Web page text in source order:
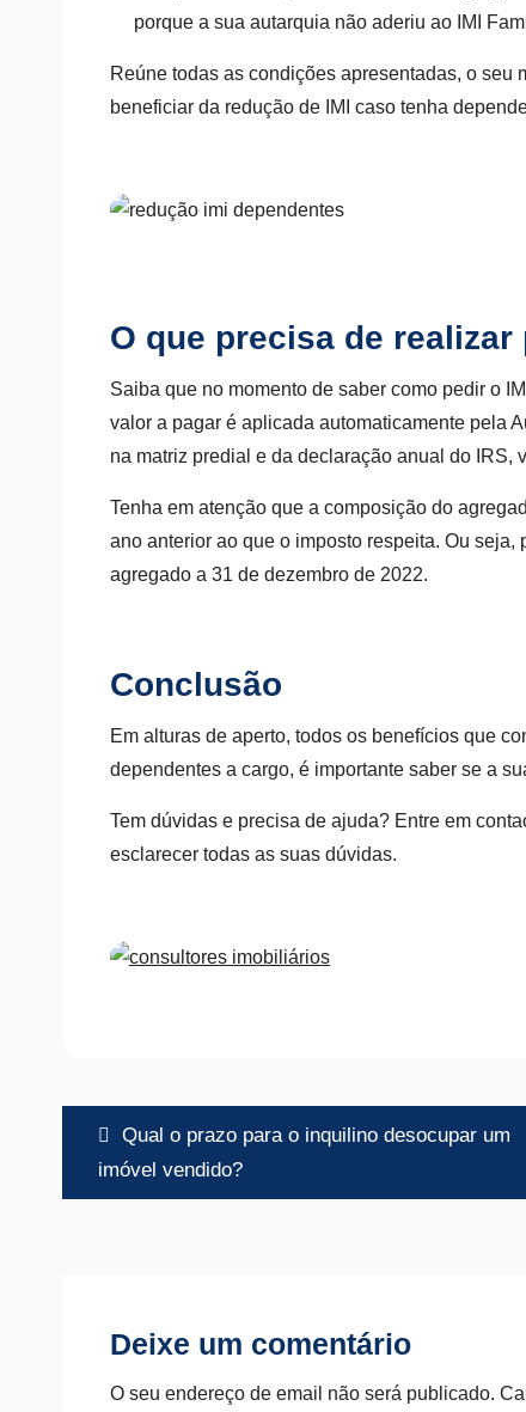
porque a sua autarquia não aderiu ao IMI
Reúne todas as condições apresentadas, o
beneficiar da redução de IMI caso tenha
O que precisa de
Saiba que no momento de saber como pedir o
valor a pagar é aplicada automaticamente pela
na matriz predial e da declaração anual do IRS,
Tenha em atenção que a composição do
ano anterior ao que o imposto respeita. Ou
agregado a 31 de dezembro de 2022.
Conclusão
Em alturas de aperto, todos os benefícios que
dependentes a cargo, é importante saber se a
Tem dúvidas e precisa de ajuda? Entre em
esclarecer todas as suas dúvidas.
Navegação
de
Qual o prazo para o inquilino desocupar um
imóvel vendido?
Deixe um comentário
O seu endereço de email não será publicado.